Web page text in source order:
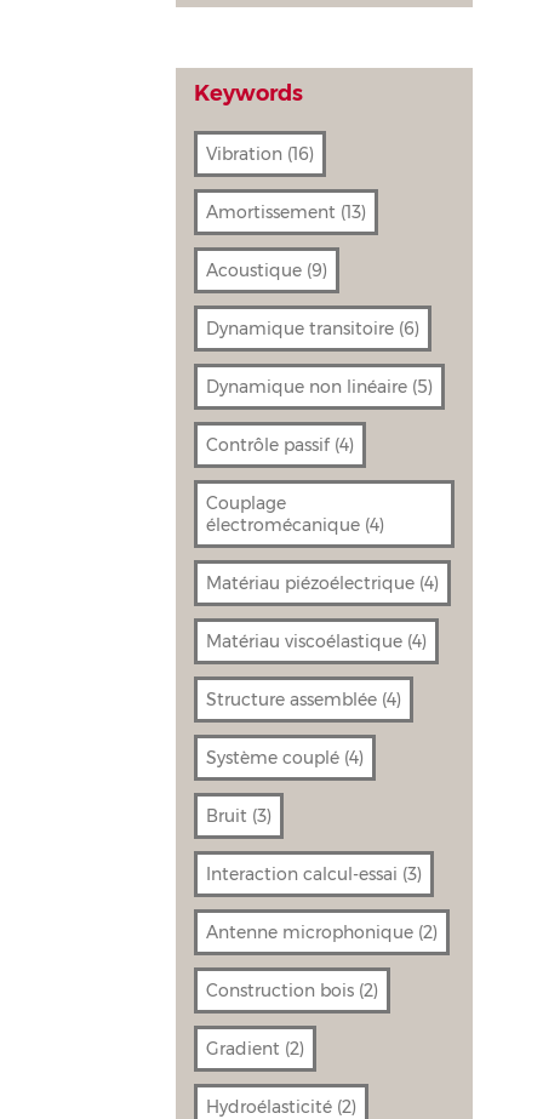
Keywords
Vibration (16)
Amortissement (13)
Acoustique (9)
Dynamique transitoire (6)
Dynamique non linéaire (5)
Contrôle passif (4)
Couplage
électromécanique (4)
Matériau piézoélectrique (4)
Matériau viscoélastique (4)
Structure assemblée (4)
Système couplé (4)
Bruit (3)
Interaction calcul-essai (3)
Antenne microphonique (2)
Construction bois (2)
Gradient (2)
Hydroélasticité (2)